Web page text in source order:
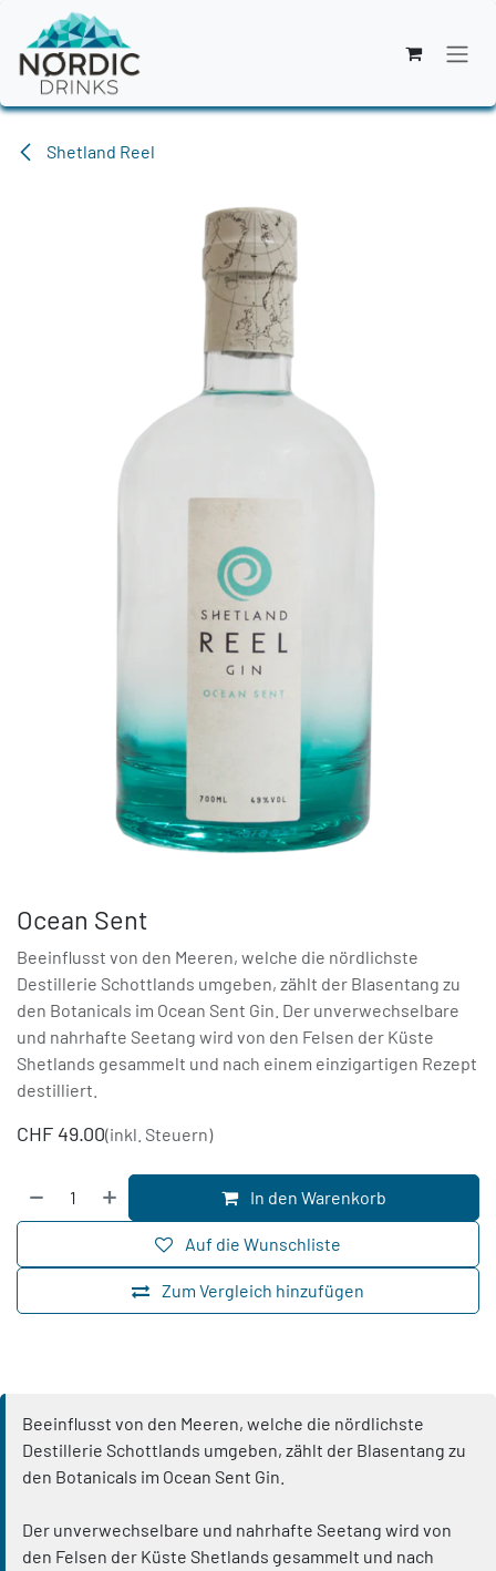
Zum Inhalt springen
Shetland Reel
Ocean Sent
Beeinflusst von den Meeren, welche die nördlichste
Destillerie Schottlands umgeben, zählt der Blasentang zu
den Botanicals im Ocean Sent Gin. Der unverwechselbare
und nahrhafte Seetang wird von den Felsen der Küste
Shetlands gesammelt und nach einem einzigartigen Rezept
destilliert.
CHF 49.00(inkl. Steuern)
In den Warenkorb
Zum Vergleich hinzufügen
Auf die Wunschliste
Beeinflusst von den Meeren, welche die nördlichste
Destillerie Schottlands umgeben, zählt der Blasentang zu
den Botanicals im Ocean Sent Gin.
Der unverwechselbare und nahrhafte Seetang wird von
den Felsen der Küste Shetlands gesammelt und nach